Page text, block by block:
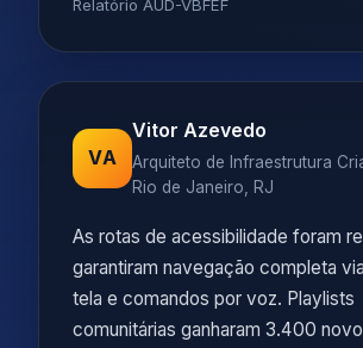
Relatório AUD-VBFEF
VA
Vitor Azevedo
Arquiteto de Infraestrutura
Rio de Janeiro, RJ
As rotas de acessibilidade foram
garantiram navegação completa
tela e comandos por voz. Playlists
comunitárias ganharam 3.400